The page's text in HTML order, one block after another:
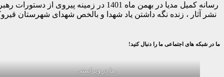
رسانه کمیل مدیا در بهمن ماه 1401
نشر آثار ، زنده نگه داشتن یاد شهدا و بالخص شهدای شهرستان
ما در شبکه های اجتماعی ما را دنبال کنید!
ما در ویراستی